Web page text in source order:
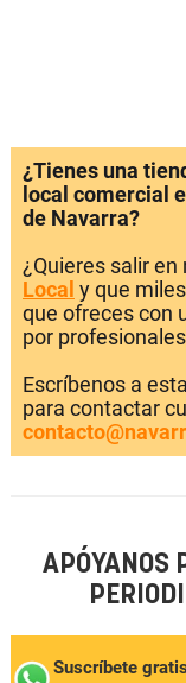
¿Tienes una
local comercial
de Navarra?
¿Quieres salir
Local y que
que ofreces con
por
Escríbenos a
para contactar
APÓYANOS
Suscríbete